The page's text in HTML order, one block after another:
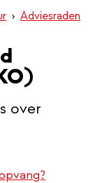
Adviesraden
over